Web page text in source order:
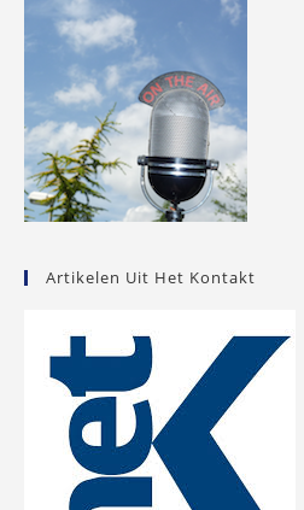
Artikelen Uit Het Kontakt